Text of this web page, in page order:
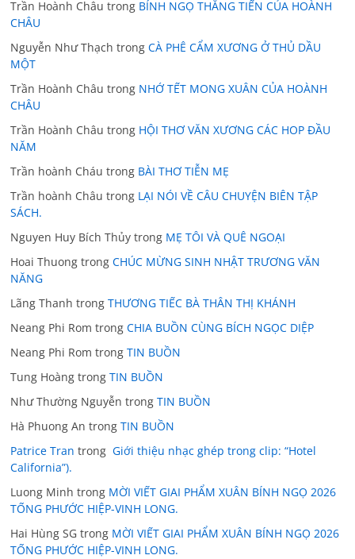
Trần Hoành Châu trong BÍNH NGỌ THẲNG TIẾN CỦA HOÀNH
CHÂU
Nguyễn Như Thạch trongCÀ PHÊ CẨM XƯƠNG Ở THỦ DẦU
MỘT
Trần Hoành Châu trong NHỚ TẾT MONG XUÂN CỦA HOÀNH
CHÂU
Trần Hoành Châu trong HỘI THƠ VĂN XƯƠNG CÁC HOP ĐẦU
NĂM
Trần hoành Cháu trong BÀI THƠ TIỄN MẸ
Trần hoành Châu trong LẠI NÓI VỀ CÂU CHUYỆN BIÊN TẬP
SÁCH.
Nguyen Huy Bích Thủy trong MẸ TÔI VÀ QUÊ NGOẠI
Hoai Thuong trongCHÚC MỪNG SINH NHẬT TRƯƠNG VĂN
NĂNG
Lãng Thanh trongTHƯƠNG TIẾC BÀ THÂN THỊ KHÁNH
Neang Phi Rom trongCHIA BUỒN CÙNG BÍCH NGỌC DIỆP
Neang Phi Rom trongTIN BUỒN
Tung Hoàng trongTIN BUỒN
Như Thường Nguyễn trongTIN BUỒN
Hà Phuong An trongTIN BUỒN
Patrice Tran trong Giới thiệu nhạc ghép trong clip: “Hotel
California”).
Luong Minh trong MỜI VIẾT GIAI PHẨM XUÂN BÍNH NGỌ 2026
TỐNG PHƯỚC HIỆP-VINH LONG.
Hai Hùng SG trong MỜI VIẾT GIAI PHẨM XUÂN BÍNH NGỌ 2026
TỐNG PHƯỚC HIỆP-VINH LONG.